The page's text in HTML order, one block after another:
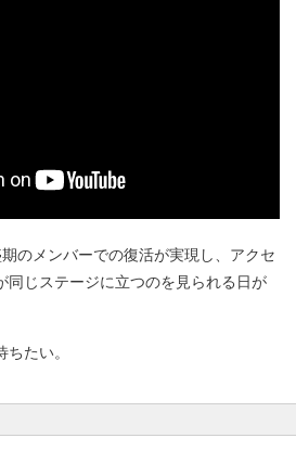
のメンバーでの復活が実現し、アクセ
同じステージに立つのを見られる日が
たい。